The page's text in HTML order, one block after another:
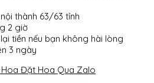
thành 63/63 tỉnh
2 giờ
tiền nếu bạn không hài lòng
3 ngày
Đặt Hoa Qua Zalo